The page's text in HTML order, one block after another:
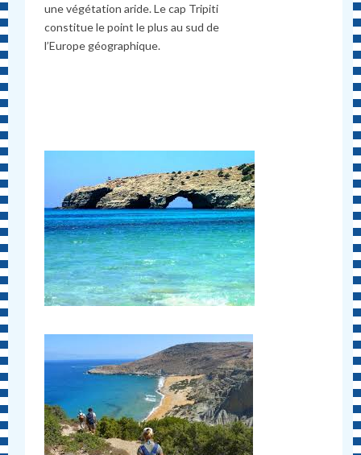
une végétation aride. Le cap Tripiti
constitue le point le plus au sud de
l’Europe géographique.